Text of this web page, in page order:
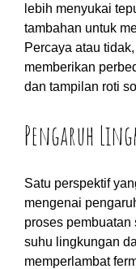
lebih menyukai
tambahan untuk
Percaya atau
memberikan
dan tampilan roti
Pengaruh
Satu perspektif
mengenai
proses
suhu lingkungan
memperlambat